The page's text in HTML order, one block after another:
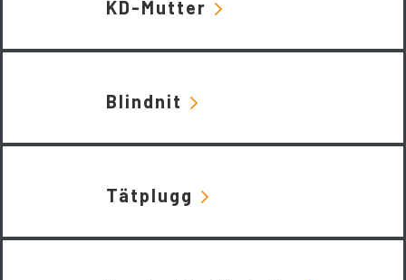
KD-Mutter
Blindnit
Tätplugg